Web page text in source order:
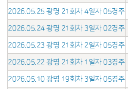
2026.05.25 광명 21회차 4일자 05경주
2026.05.24 광명 21회차 3일자 02경주
2026.05.23 광명 21회차 2일자 05경주
2026.05.22 광명 21회차 1일자 03경주
2026.05.10 광명 19회차 3일자 05경주